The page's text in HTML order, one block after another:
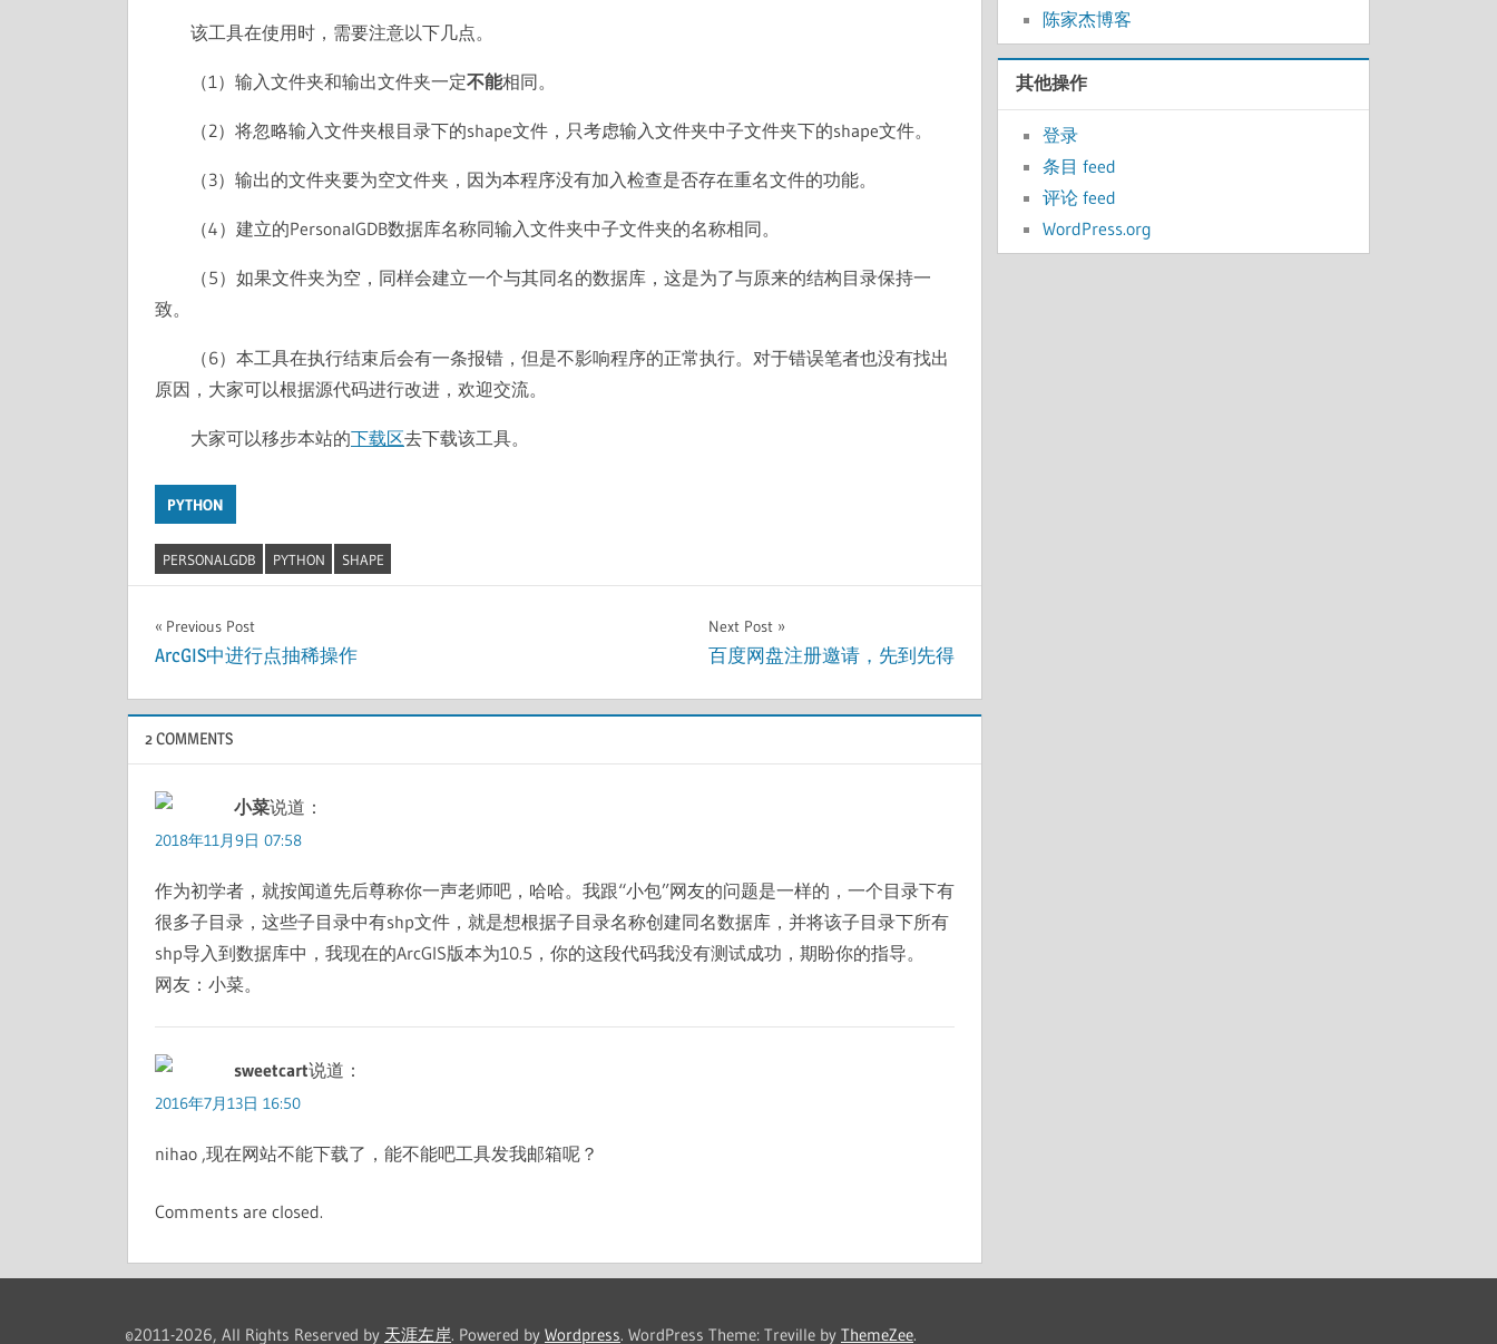
该工具在使用时，需要注意以下几点。
（1）输入文件夹和输出文件夹一定不能相同。
（2）将忽略输入文件夹根目录下的shape文件，只考虑输入文件夹中子文件夹下的shape文件。
（3）输出的文件夹要为空文件夹，因为本程序没有加入检查是否存在重名文件的功能。
（4）建立的PersonalGDB数据库名称同输入文件夹中子文件夹的名称相同。
（5）如果文件夹为空，同样会建立一个与其同名的数据库，这是为了与原来的结构目录保持一
致。
（6）本工具在执行结束后会有一条报错，但是不影响程序的正常执行。对于错误笔者也没有找出
原因，大家可以根据源代码进行改进，欢迎交流。
大家可以移步本站的下载区去下载该工具。
PYTHON
PERSONALGDB PYTHON SHAPE
文
章
导
航
Previous Post
ArcGIS中进行点抽稀操作
Next Post
百度网盘注册邀请，先到先得
2 COMMENTS
小菜说道：
2018年11月9日 07:58
作为初学者，就按闻道先后尊称你一声老师吧，哈哈。我跟“小包”网友的问题是一样的，一个目录下有
很多子目录，这些子目录中有shp文件，就是想根据子目录名称创建同名数据库，并将该子目录下所有
shp导入到数据库中，我现在的ArcGIS版本为10.5，你的这段代码我没有测试成功，期盼你的指导。
网友：小菜。
sweetcart说道：
2016年7月13日 16:50
nihao ,现在网站不能下载了，能不能吧工具发我邮箱呢？
Comments are closed.
陈家杰博客
其他操作
登录
条目 feed
评论 feed
WordPress.org
©2011-2026, All Rights Reserved by 天涯左岸. Powered by Wordpress. WordPress Theme: Treville by ThemeZee.